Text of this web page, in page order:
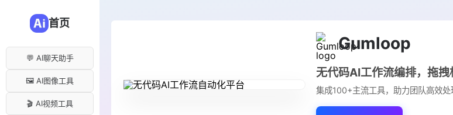
首页
💬 AI聊天助手
🖼️ AI图像工具
🎬 AI视频工具
Gumloop
无代码AI工作流编排，拖
集成100+主流工具，助力团队高效处